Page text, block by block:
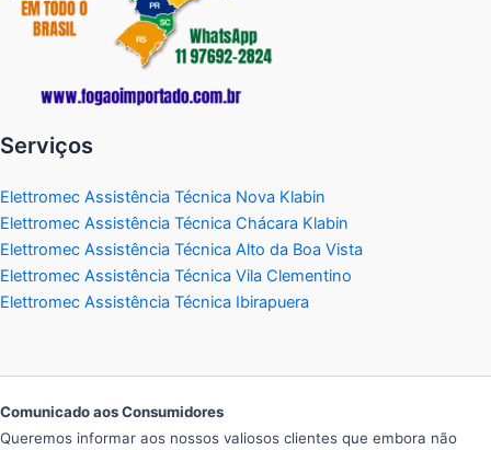
Serviços
Elettromec Assistência Técnica Nova Klabin
Elettromec Assistência Técnica Chácara Klabin
Elettromec Assistência Técnica Alto da Boa Vista
Elettromec Assistência Técnica Vila Clementino
Elettromec Assistência Técnica Ibirapuera
Comunicado aos Consumidores
Queremos informar aos nossos valiosos clientes que embora não